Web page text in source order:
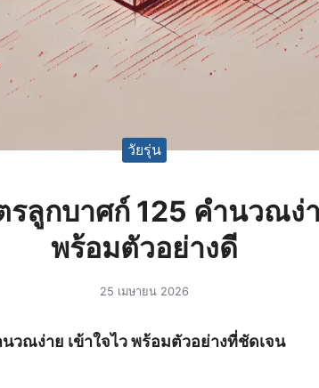
วัยรุ่น
ลูกบาศก์ 125 คำนวณง่า
พร้อมตัวอย่างดี
25 เมษายน 2026
นวณง่าย เข้าใจไว พร้อมตัวอย่างที่ชัดเจน